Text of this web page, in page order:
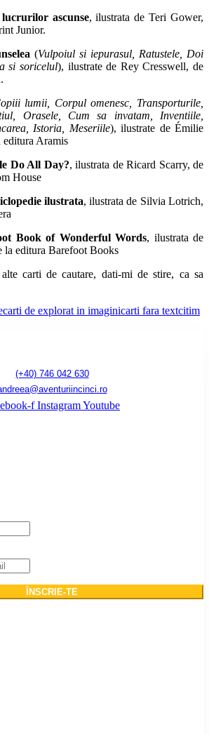
ascunse, ilustrata de Teri Gower,
Junior.
(Vulpoiul si iepurasul, Ratustele, Doi
si soricelul), ilustrate de Rey Cresswell, de
lumii , Corpul omenesc, Transporturile,
Orasele, Cum sa invatam, Inventiile,
Istoria, Meseriile), ilustrate de Émilie
editura Aramis
Do All Day?, ilustrata de Ricard Scarry, de
House
ilustrata, ilustrata de Silvia Lotrich,
Book of Wonderful Words, ilustrata de
la editura Barefoot Books
carti de cautare, dati-mi de stire, ca sa
carti de explorat in imaginicarti fara textcitim
(+40) 746 042 630
f InstagramYoutube